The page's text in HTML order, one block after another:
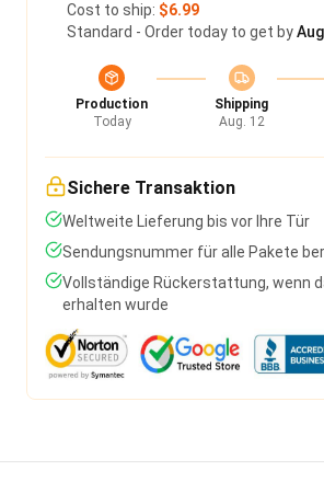
Cost to ship: $6.99
Standard - Order today to get by
Production
Today
Shipping
Aug. 12
Sichere Transaktion
Weltweite Lieferung bis vor Ihre Tür
Sendungsnummer für alle Pakete
Vollständige Rückerstattung, wenn
erhalten wurde